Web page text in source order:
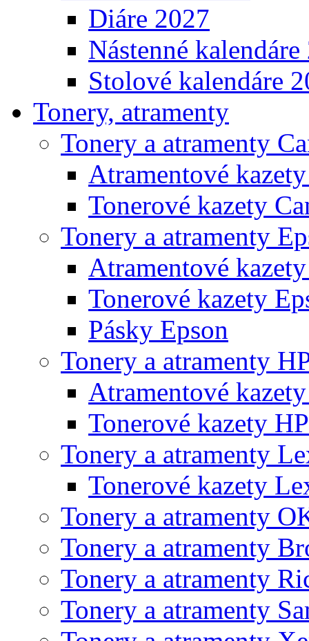
Diáre 2027
Nástenné
Stolové kalendáre
Tonery, atramenty
Tonery a atramenty
Atramentové
Tonerové kazety
Tonery a atramenty
Atramentové
Tonerové kazety
Pásky Epson
Tonery a atramenty
Atramentové
Tonerové kazety HP
Tonery a atramenty
Tonerové kazety
Tonery a atramenty
Tonery a atramenty
Tonery a atramenty
Tonery a atramenty